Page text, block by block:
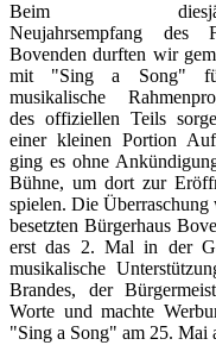
Beim
Neujahrsempfang des
Bovenden durften wir
mit "Sing a Song"
musikalische
des offiziellen Teils
einer kleinen Portion
ging es ohne
Bühne, um dort zur
spielen. Die Überraschung
besetzten Bürgerhaus
erst das 2. Mal in der
musikalische
Brandes, der
Worte und machte
"Sing a Song" am 25. Mai